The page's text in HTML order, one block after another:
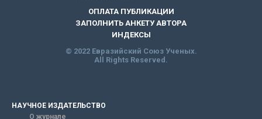
ОПЛАТА ПУБЛИКАЦИИ
ЗАПОЛНИТЬ АНКЕТУ АВТОРА
ИНДЕКСЫ
© 2022 Евразийский Союз Ученых.
All Rights Reserved.
НАУЧНОЕ ИЗДАТЕЛЬСТВО
О журнале